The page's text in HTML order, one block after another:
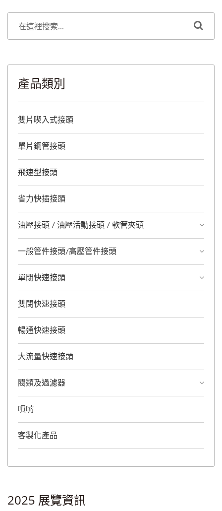
產品類別
雙片喫入式接頭
單片鋼管接頭
飛速型接頭
省力快插接頭
油壓接頭 / 油壓活動接頭 / 軟管夾頭
一般管件接頭/高壓管件接頭
單閉快速接頭
雙閉快速接頭
暢通快速接頭
大流量快速接頭
閥類及過濾器
噴嘴
客製化產品
2025 展覽資訊